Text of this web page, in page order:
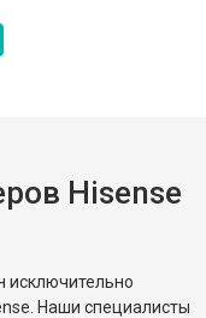
Hisense
исключительно
Наши специалисты